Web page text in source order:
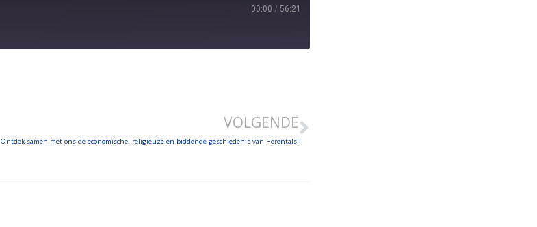
00:00 / 56:21
VOLGENDE
Ontdek samen met ons de economische, religieuze en biddende geschiedenis van Herentals!